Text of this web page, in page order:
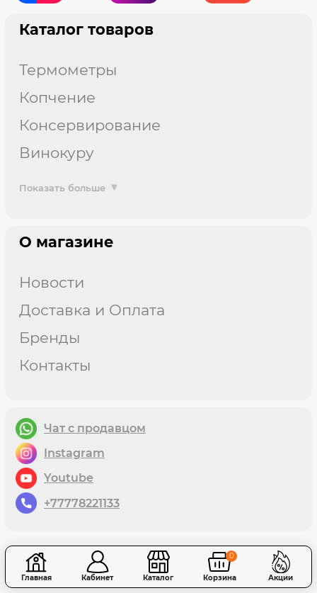
Главная Кабинет Каталог
0
Корзина Акции
Каталог товаров
термометры
копчение
консервирование
винокуру
Показать больше
О магазине
Новости
Доставка и Оплата
Бренды
Контакты
Чат с продавцом
instagram
youtube
+77778221133